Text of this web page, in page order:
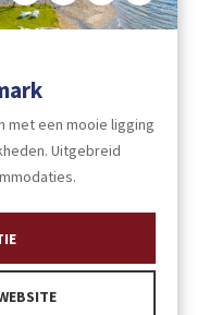
met een mooie ligging
Uitgebreid